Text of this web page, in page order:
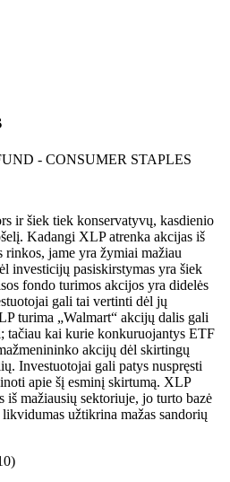
- CONSUMER STAPLES
ir šiek tiek konservatyvų, kasdienio
Kadangi XLP atrenka akcijas iš
rinkos, jame yra žymiai mažiau
investicijų pasiskirstymas yra šiek
fondo turimos akcijos yra didelės
gali tai vertinti dėl jų
turima „Walmart“ akcijų dalis gali
tačiau kai kurie konkuruojantys ETF
akcijų dėl skirtingų
Investuotojai gali patys nuspręsti
apie šį esminį skirtumą. XLP
iš mažiausių sektoriuje, jo turto bazė
užtikrina mažas sandorių